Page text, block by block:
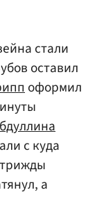
стали
оставил
оформил
с куда
а